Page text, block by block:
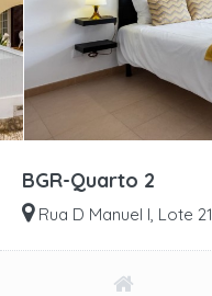
BGR-Quarto 2
Rua D Manuel I, Lote 21